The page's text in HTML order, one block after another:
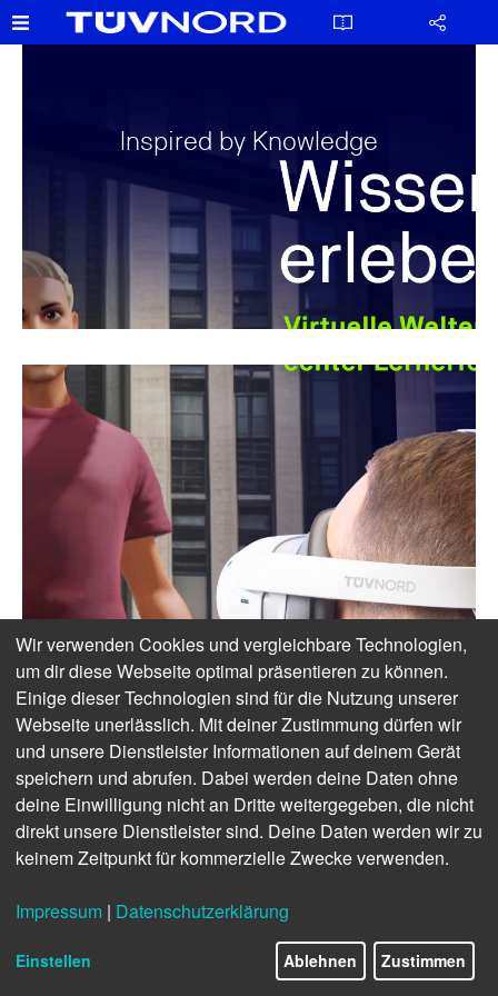
Inspired by Knowledge
Wir verwenden Cookies und vergleichbare Technologien,
um dir diese Webseite optimal präsentieren zu können.
Einige dieser Technologien sind für die Nutzung unserer
Webseite unerlässlich. Mit deiner Zustimmung dürfen wir
und unsere Dienstleister Informationen auf deinem Gerät
speichern und abrufen. Dabei werden deine Daten ohne
deine Einwilligung nicht an Dritte weitergegeben, die nicht
direkt unsere Dienstleister sind. Deine Daten werden wir zu
keinem Zeitpunkt für kommerzielle Zwecke verwenden.
Impressum | Datenschutzerklärung
Einstellen Ablehnen Zustimmen